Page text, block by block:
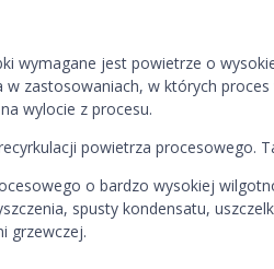
wymagane jest powietrze o
zastosowaniach, w których
wylocie z procesu.
powietrza procesowego.
o bardzo wysokiej
spusty kondensatu,
grzewczej.